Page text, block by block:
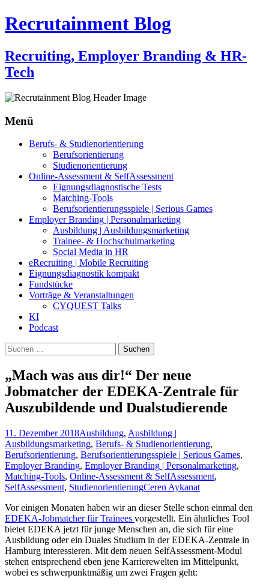
Recrutainment Blog
Recruiting, Employer Branding & HR-
Tech
Menü
Zum
Berufs- & Studienorientierung
Berufsorientierung
Studienorientierung
Online-Assessment & SelfAssessment
Eignungsdiagnostische Tests
Matching-Tools
Berufsorientierungsspiele | Serious Games
Employer Branding | Personalmarketing
Ausbildung | Ausbildungsmarketing
Trainee- & Hochschulmarketing
Social Media in HR
eRecruiting | Mobile Recruiting
Eignungsdiagnostik kompakt
Fundstücke
Vorträge & Veranstaltungen
CYQUEST Talks
KI
Podcast
Suchen
nach:
„Mach was aus dir!“ Der neue
Jobmatcher der EDEKA-Zentrale für
Auszubildende und Dualstudierende
11. Dezember 2018Ausbildung, Ausbildung |
Ausbildungsmarketing, Berufs- & Studienorientierung,
Berufsorientierung, Berufsorientierungsspiele | Serious Games,
Employer Branding, Employer Branding | Personalmarketing,
Matching-Tools, Online-Assessment & SelfAssessment,
SelfAssessment, StudienorientierungCeren Aykanat
Vor einigen Monaten haben wir an dieser Stelle schon einmal den
EDEKA-Jobmatcher für Trainees vorgestellt. Ein ähnliches Tool
bietet EDEKA jetzt für junge Menschen an, die sich für eine
Ausbildung oder ein Duales Studium in der EDEKA-Zentrale in
Hamburg interessieren. Mit dem neuen SelfAssessment-Modul
stehen entsprechend eben jene Karrierewelten im Mittelpunkt,
wobei es schwerpunktmäßig um zwei Fragen geht: